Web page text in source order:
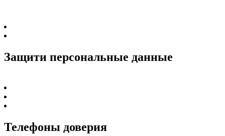
Защити персональные данные
Телефоны доверия